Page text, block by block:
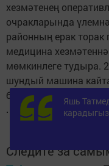
хезмәтенең
очракларында
районның ерак
медицина
мөмкинлеге тудыра.
шундый машина
бүлеп бирелгән.
Следите за
Яшь